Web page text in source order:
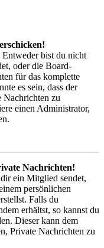
bist du nicht
oder die Board-
für das komplette
es sein, dass der
Nachrichten zu
einen Administrator,
Nachrichten!
ein Mitglied sendet,
persönlichen
Falls du
erhältst, so kannst du
Dieser kann dem
Private Nachrichten zu